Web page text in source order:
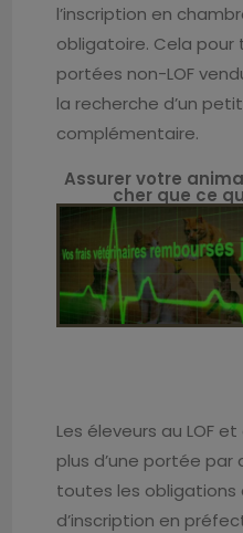
l’inscription en
obligatoire. Cela
portées non-LOF
la recherche d’un
complémentaire.
Assurer votre
cher que ce
Les éleveurs au LOF
plus d’une portée
toutes les
d’inscription en